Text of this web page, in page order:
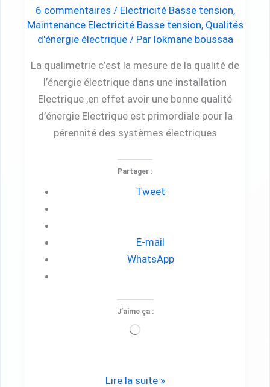
6 commentaires / Electricité Basse tension,
Maintenance Electricité Basse tension, Qualités
d'énergie électrique/ Par lokmane boussaa
La qualimetrie c’est la mesure de la qualité de
l’énergie électrique dans une installation
Electrique ,en effet avoir une bonne qualité
d’énergie Electrique est primordiale pour la
pérennité des systèmes électriques
Partager :
Tweet
E-mail
WhatsApp
J’aime ça :
Chargement…
Lire la suite »